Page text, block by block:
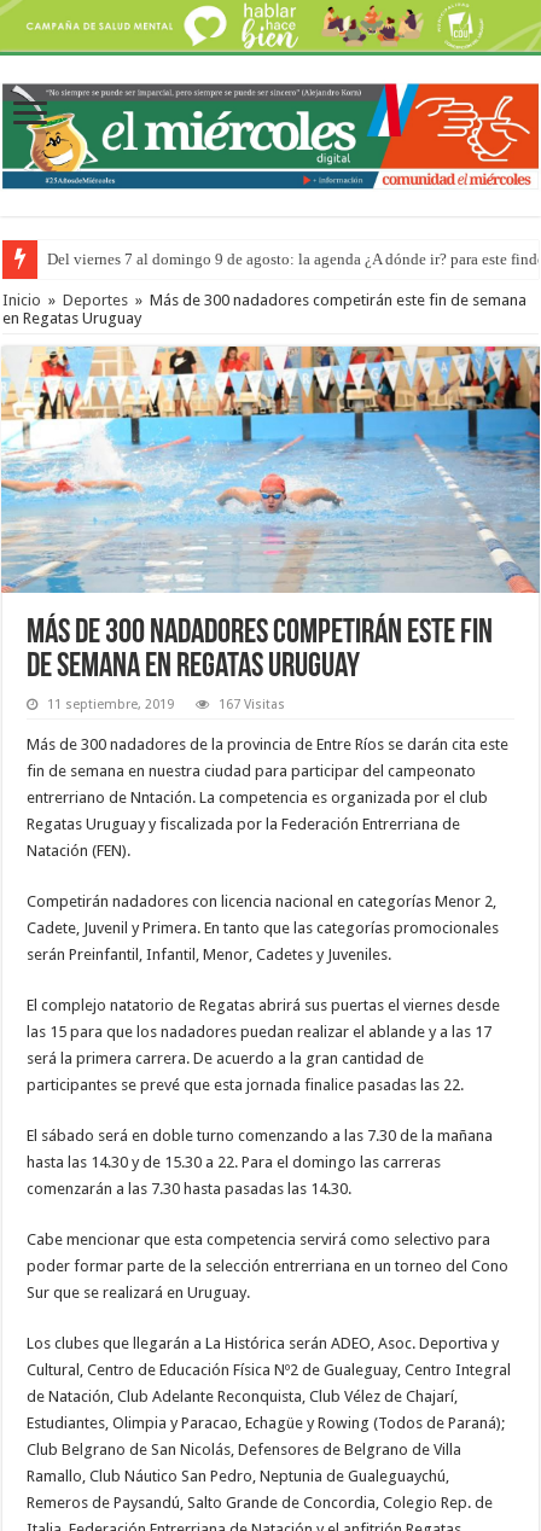
Del viernes 7 al domingo 9 de agosto: la agenda ¿A dónde ir? para este
El frío y el viento no impidieron que en La Histórica se expresaran
Inicio » Deportes » Más de 300 nadadores competirán este fin de semana
en Regatas Uruguay
Más de 300 nadadores competirán este fin
de semana en Regatas Uruguay
11 septiembre, 2019 167 Visitas
Más de 300 nadadores de la provincia de Entre Ríos se darán cita este
fin de semana en nuestra ciudad para participar del campeonato
entrerriano de Nntación. La competencia es organizada por el club
Regatas Uruguay y fiscalizada por la Federación Entrerriana de
Natación (FEN).
Competirán nadadores con licencia nacional en categorías Menor 2,
Cadete, Juvenil y Primera. En tanto que las categorías promocionales
serán Preinfantil, Infantil, Menor, Cadetes y Juveniles.
El complejo natatorio de Regatas abrirá sus puertas el viernes desde
las 15 para que los nadadores puedan realizar el ablande y a las 17
será la primera carrera. De acuerdo a la gran cantidad de
participantes se prevé que esta jornada finalice pasadas las 22.
El sábado será en doble turno comenzando a las 7.30 de la mañana
hasta las 14.30 y de 15.30 a 22. Para el domingo las carreras
comenzarán a las 7.30 hasta pasadas las 14.30.
Cabe mencionar que esta competencia servirá como selectivo para
poder formar parte de la selección entrerriana en un torneo del Cono
Sur que se realizará en Uruguay.
Los clubes que llegarán a La Histórica serán ADEO, Asoc. Deportiva y
Cultural, Centro de Educación Física Nº2 de Gualeguay, Centro Integral
de Natación, Club Adelante Reconquista, Club Vélez de Chajarí,
Estudiantes, Olimpia y Paracao, Echagüe y Rowing (Todos de Paraná);
Club Belgrano de San Nicolás, Defensores de Belgrano de Villa
Ramallo, Club Náutico San Pedro, Neptunia de Gualeguaychú,
Remeros de Paysandú, Salto Grande de Concordia, Colegio Rep. de